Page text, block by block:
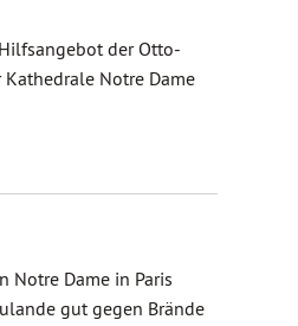
der Otto-
Notre Dame
Notre Dame in Paris
gut gegen Brände